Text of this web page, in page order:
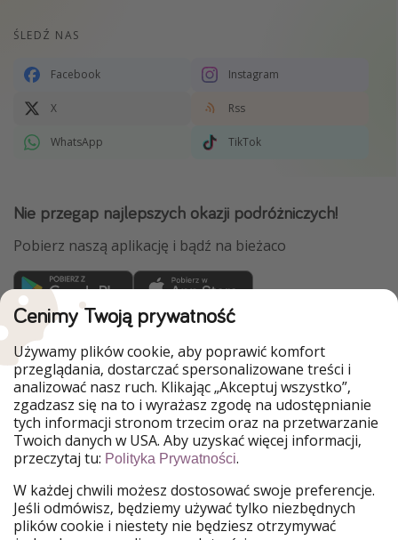
ŚLEDŹ NAS
Facebook Instagram
X Rss
WhatsApp TikTok
Nie przegap najlepszych okazji podróżniczych!
Pobierz naszą aplikację i bądź na bieżaco
WakacyjniPiraci są częścią Grupy HolidayPirates
Nasze rynki
PiratinViaggio
HolidayPirates
VakantiePiraten
VoyagesPirates
Ferienpiraten
Urlaubspiraten
Urlaubspiraten
ViajerosPiratas
TravelPirates
Nasza grupa
HolidayPirates Group
Cenimy Twoją prywatność
Używamy plików cookie, aby poprawić komfort
przeglądania, dostarczać spersonalizowane treści i
analizować nasz ruch. Klikając „Akceptuj wszystko”,
zgadzasz się na to i wyrażasz zgodę na udostępnianie
tych informacji stronom trzecim oraz na przetwarzanie
Twoich danych w USA. Aby uzyskać więcej informacji,
przeczytaj tu: Polityka Prywatności.
W każdej chwili możesz dostosować swoje preferencje.
Jeśli odmówisz, będziemy używać tylko niezbędnych
plików cookie i niestety nie będziesz otrzymywać